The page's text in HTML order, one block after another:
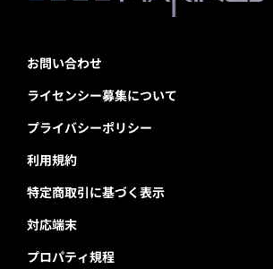
お問い合わせ
ライセンシー募集について
プライバシーポリシー
利用規約
特定商取引に基づく表示
対応端末
プロパティ規程